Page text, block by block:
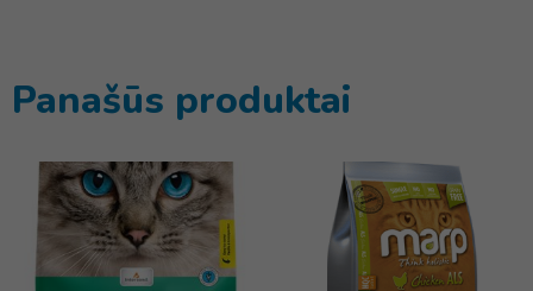
Panašūs produktai